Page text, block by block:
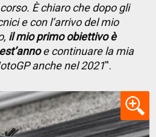
È chiaro che dopo gli
e con l’arrivo del mio
il mio primo obiettivo è
e continuare la mia
anche nel 2021''.